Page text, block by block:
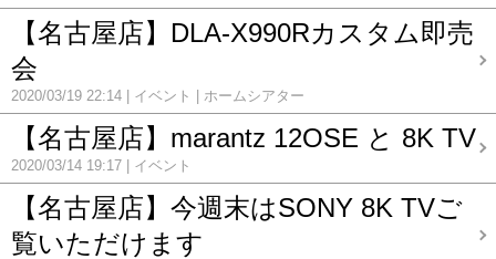
【名古屋店】DLA-X990Rカスタム即売
会
2020/03/19 22:14 イベント ホームシアター
【名古屋店】marantz 12OSE と 8K TV
2020/03/14 19:17 イベント
【名古屋店】今週末はSONY 8K TVご
覧いただけます